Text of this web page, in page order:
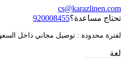
cs@karazlinen.com
تحتاج مساعدة؟920008455
لفترة محدودة : توصيل مجاني داخل السعودية
لغة